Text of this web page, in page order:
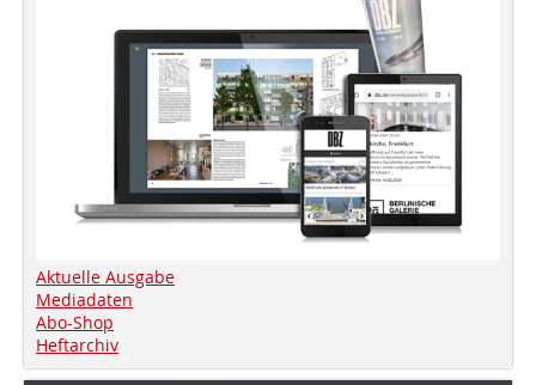
Aktuelle Ausgabe
Mediadaten
Abo-Shop
Heftarchiv